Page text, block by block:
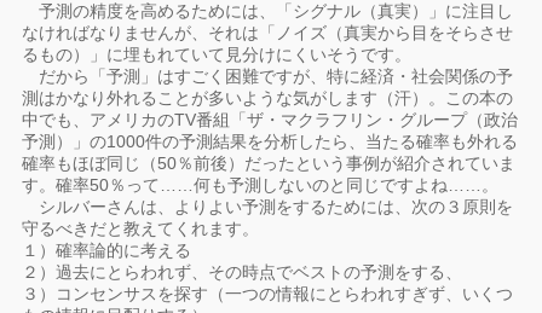
予測の精度を高めるためには、「シグナル（真実）」に注目し
なければなりませんが、それは「ノイズ（真実から目をそらさせ
るもの）」に埋もれていて見分けにくいそうです。
だから「予測」はすごく困難ですが、特に経済・社会関係の予
測はかなり外れることが多いような気がします（汗）。この本の
中でも、アメリカのTV番組「ザ・マクラフリン・グループ（政治
予測）」の1000件の予測結果を分析したら、当たる確率も外れる
確率もほぼ同じ（50％前後）だったという事例が紹介されていま
す。確率50％って……何も予測しないのと同じですよね……。
シルバーさんは、よりよい予測をするためには、次の３原則を
守るべきだと教えてくれます。
１）確率論的に考える
２）過去にとらわれず、その時点でベストの予測をする、
３）コンセンサスを探す（一つの情報にとらわれすぎず、いくつ